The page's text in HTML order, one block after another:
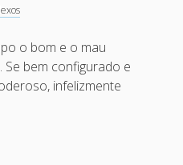
da rede TOR
2
o bom e o mau
bem configurado e
infelizmente